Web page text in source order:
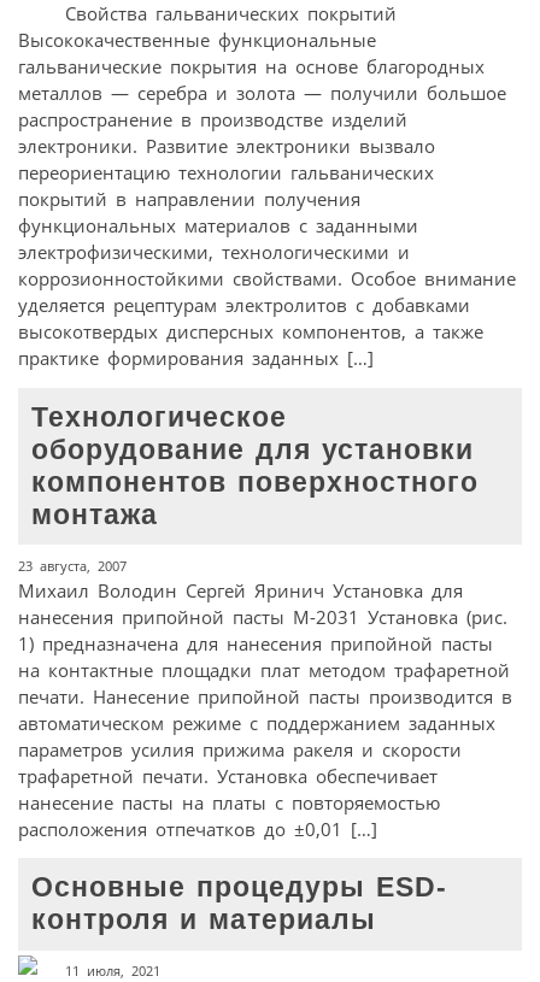
Свойства гальванических покрытий
Высококачественные функциональные
гальванические покрытия на основе благородных
металлов — серебра и золота — получили большое
распространение в производстве изделий
электроники. Развитие электроники вызвало
переориентацию технологии гальванических
покрытий в направлении получения
функциональных материалов с заданными
электрофизическими, технологическими и
коррозионностойкими свойствами. Особое внимание
уделяется рецептурам электролитов с добавками
высокотвердых дисперсных компонентов, а также
практике формирования заданных […]
Технологическое
оборудование для установки
компонентов поверхностного
монтажа
23 августа, 2007
Михаил Володин Сергей Яринич Установка для
нанесения припойной пасты М-2031 Установка (рис.
1) предназначена для нанесения припойной пасты
на контактные площадки плат методом трафаретной
печати. Нанесение припойной пасты производится в
автоматическом режиме с поддержанием заданных
параметров усилия прижима ракеля и скорости
трафаретной печати. Установка обеспечивает
нанесение пасты на платы с повторяемостью
расположения отпечатков до ±0,01 […]
Основные процедуры ESD-
контроля и материалы
11 июля, 2021